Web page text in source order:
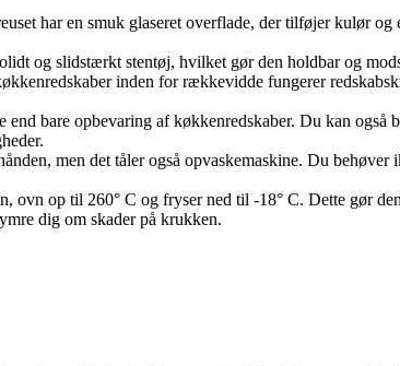
har en smuk glaseret overflade, der tilføjer kulør
og slidstærkt stentøj, hvilket gør den holdbar og
inden for rækkevidde fungerer
end bare opbevaring af køkkenredskaber. Du kan
men det tåler også opvaskemaskine. Du
ovn op til 260° C og fryser ned til -18° C. Dette gør
dig om skader på krukken.